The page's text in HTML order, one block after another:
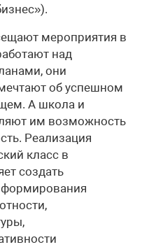
мероприятия в
над
они
об успешном
А школа и
им возможность
Реализация
класс в
создать
формирования